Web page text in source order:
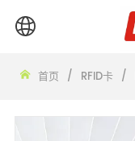
首页 / RFID卡 /